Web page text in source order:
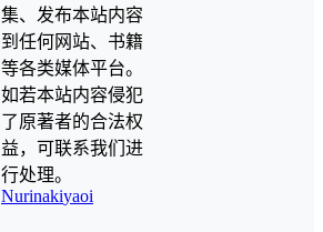
集、发布本站内容
到任何网站、书籍
等各类媒体平台。
如若本站内容侵犯
了原著者的合法权
益，可联系我们进
行处理。
Nurinakiyaoi